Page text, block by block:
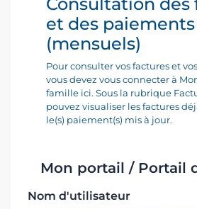
et des paiements
(mensuels)
Pour consulter vos factures et
vous devez vous connecter à
famille ici. Sous la rubrique
pouvez visualiser les factures
le(s) paiement(s) mis à jour.
Mon portail / Portail
Nom d'utilisateur